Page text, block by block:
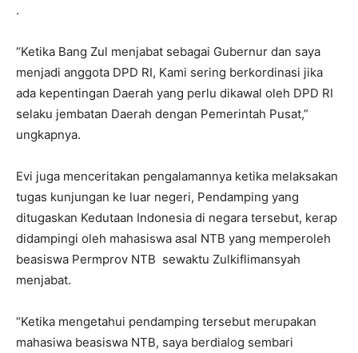
.
“Ketika Bang Zul menjabat sebagai Gubernur dan saya
menjadi anggota DPD RI, Kami sering berkordinasi jika
ada kepentingan Daerah yang perlu dikawal oleh DPD RI
selaku jembatan Daerah dengan Pemerintah Pusat,”
ungkapnya.
Evi juga menceritakan pengalamannya ketika melaksakan
tugas kunjungan ke luar negeri, Pendamping yang
ditugaskan Kedutaan Indonesia di negara tersebut, kerap
didampingi oleh mahasiswa asal NTB yang memperoleh
beasiswa Permprov NTB sewaktu Zulkiflimansyah
menjabat.
“Ketika mengetahui pendamping tersebut merupakan
mahasiwa beasiswa NTB, saya berdialog sembari